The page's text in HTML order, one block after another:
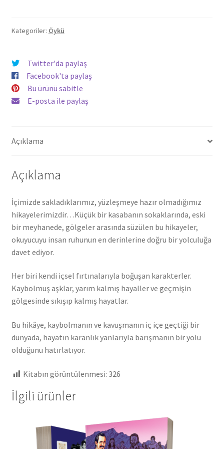
Barak
Kategoriler: Öykü
Twitter'da paylaş
Facebook'ta paylaş
Bu ürünü sabitle
E-posta ile paylaş
Açıklama
Açıklama
İçimizde sakladıklarımız, yüzleşmeye hazır olmadığımız
hikayelerimizdir…Küçük bir kasabanın sokaklarında, eski
bir meyhanede, gölgeler arasında süzülen bu hikayeler,
okuyucuyu insan ruhunun en derinlerine doğru bir yolculuğa
davet ediyor.
Her biri kendi içsel fırtınalarıyla boğuşan karakterler.
Kaybolmuş aşklar, yarım kalmış hayaller ve geçmişin
gölgesinde sıkışıp kalmış hayatlar.
Bu hikâye, kaybolmanın ve kavuşmanın iç içe geçtiği bir
dünyada, hayatın karanlık yanlarıyla barışmanın bir yolu
olduğunu hatırlatıyor.
Kitabın görüntülenmesi: 326
İlgili ürünler